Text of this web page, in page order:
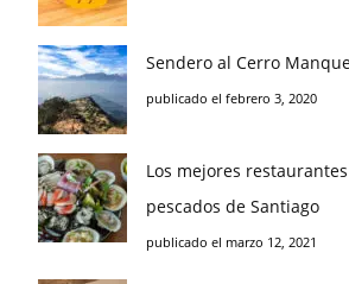
Sendero al Cerro
publicado el febrero 3, 2020
Los mejores
pescados de Santiago
publicado el marzo 12, 2021